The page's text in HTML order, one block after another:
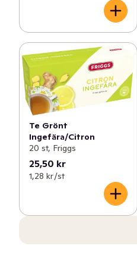
Te Grönt
Ingefära/Citron
20 st, Friggs
25,50 kr
1,28 kr /st